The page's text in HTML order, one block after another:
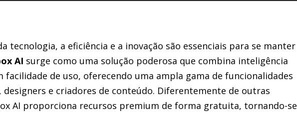
tecnologia, a eficiência e a inovação são essenciais para se manter
AI surge como uma solução poderosa que combina inteligência
facilidade de uso, oferecendo uma ampla gama de funcionalidades
designers e criadores de conteúdo. Diferentemente de outras
AI proporciona recursos premium de forma gratuita, tornando-se